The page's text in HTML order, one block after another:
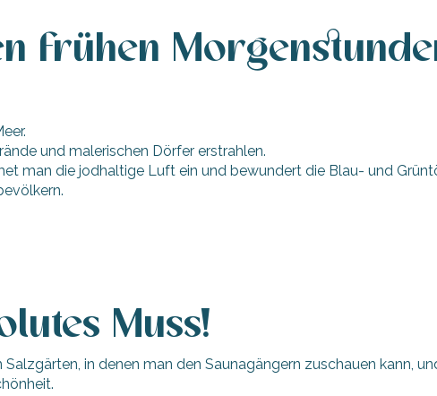
frühen
und malerischen Dörfer erstrahlen.
man die jodhaltige Luft ein und bewundert die Blau- und
Muss!
in denen man den Saunagängern zuschauen kann,